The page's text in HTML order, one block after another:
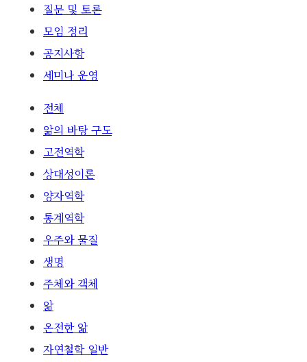
질문 및 토론
모임 정리
공지사항
세미나 운영
전체
앎의 바탕 구도
고전역학
상대성이론
양자역학
통계역학
우주와 물질
생명
주체와 객체
앎
온전한 앎
자연철학 일반